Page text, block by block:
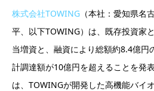
株式会社TOWING （本社：愛知県名
平、以下TOWING）は、既存投資家
当増資と、融資により総額約8.4億円
計調達額が10億円を超えることを発
は、TOWINGが開発した高機能バイ